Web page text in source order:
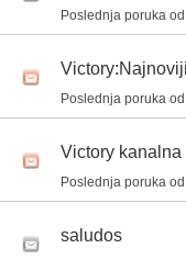
Poslednja poruka od
Poslednja poruka od
Victory kanalna
Poslednja poruka od
saludos